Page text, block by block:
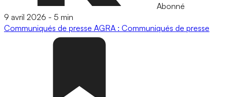
Abonné
9 avril 2026 - 5 min
Communiqués de presse AGRA : Communiqués de presse